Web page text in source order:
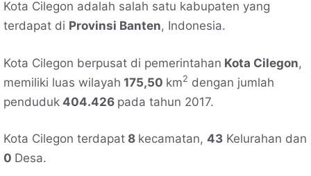
Kota Cilegon adalah salah satu kabupaten yang
terdapat di Provinsi Banten, Indonesia.
Kota Cilegon berpusat di pemerintahan Kota Cilegon,
memiliki luas wilayah 175,50 km2 dengan jumlah
penduduk 404.426 pada tahun 2017.
Kota Cilegon terdapat 8 kecamatan, 43 Kelurahan dan
0 Desa.